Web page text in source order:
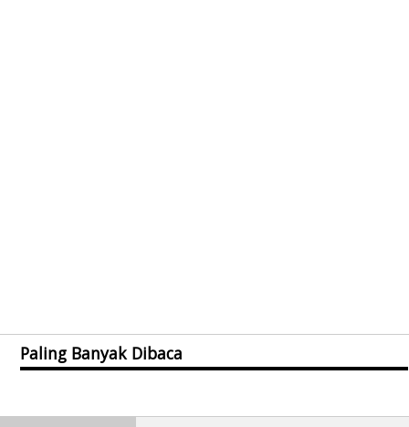
Paling Banyak Dibaca